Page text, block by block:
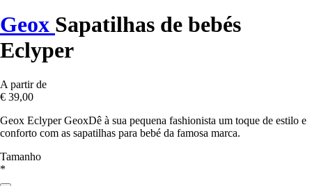
Geox Sapatilhas de bebés
Eclyper
A partir de
€ 39,00
Geox Eclyper GeoxDê à sua pequena fashionista um toque de estilo e
conforto com as sapatilhas para bebé da famosa marca.
Tamanho
*